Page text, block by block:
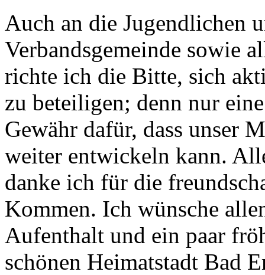
Auch an die Jugendlichen
Verbandsgemeinde sowie
richte ich die Bitte, sich
zu beteiligen; denn nur
Gewähr dafür, dass unser
weiter entwickeln kann.
danke ich für die
Kommen. Ich wünsche
Aufenthalt und ein paar
schönen Heimatstadt Bad